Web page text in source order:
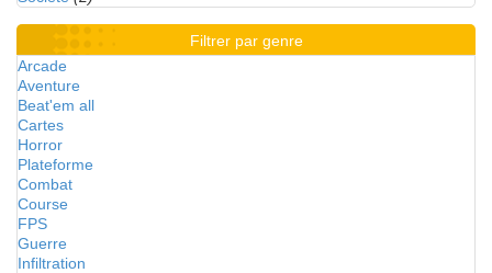
Filtrer par genre
Arcade
Aventure
Beat'em all
Cartes
Horror
Plateforme
Combat
Course
FPS
Guerre
Infiltration